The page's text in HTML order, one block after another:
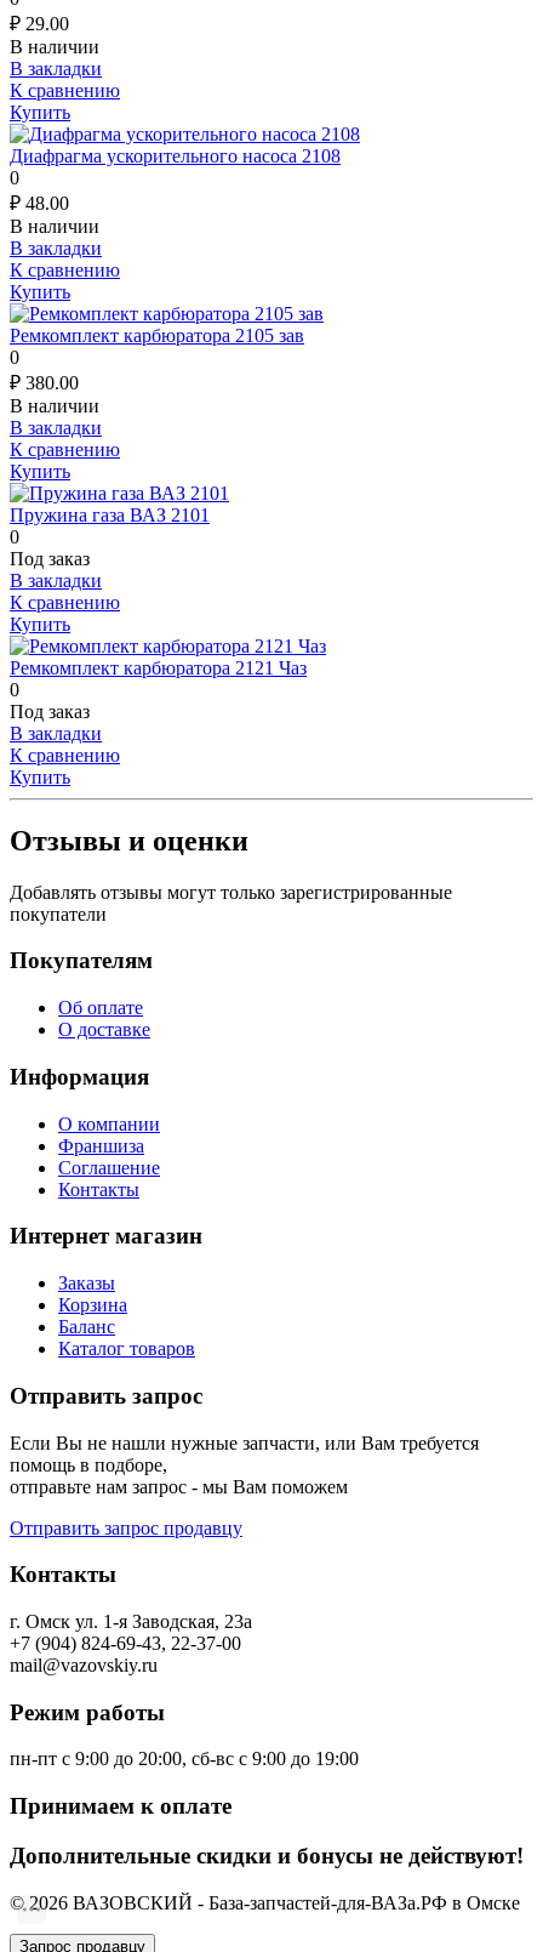
₽ 29.00
В наличии
В закладки
К сравнению
Купить
Диафрагма ускорительного насоса 2108
0
₽ 48.00
В наличии
В закладки
К сравнению
Купить
Ремкомплект карбюратора 2105 зав
0
₽ 380.00
В наличии
В закладки
К сравнению
Купить
Пружина газа ВАЗ 2101
0
Под заказ
В закладки
К сравнению
Купить
Ремкомплект карбюратора 2121 Чаз
0
Под заказ
В закладки
К сравнению
Купить
Отзывы и оценки
Добавлять отзывы могут только зарегистрированные
покупатели
Покупателям
Об оплате
О доставке
Информация
О компании
Франшиза
Соглашение
Контакты
Интернет магазин
Заказы
Корзина
Баланс
Каталог товаров
Отправить запрос
Если Вы не нашли нужные запчасти, или Вам требуется
помощь в подборе,
отправьте нам запрос - мы Вам поможем
Отправить запрос продавцу
Контакты
г. Омск ул. 1-я Заводская, 23а
+7 (904) 824-69-43, 22-37-00
mail@vazovskiy.ru
Режим работы
пн-пт с 9:00 до 20:00, сб-вс с 9:00 до 19:00
Принимаем к оплате
Дополнительные скидки и бонусы не действуют!
© 2026 ВАЗОВСКИЙ - База-запчастей-для-ВАЗа.РФ в Омске
Запрос продавцу